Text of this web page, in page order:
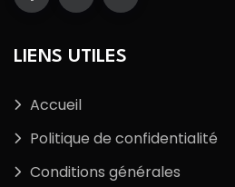
LIENS UTILES
Accueil
Politique de confidentialité
Conditions générales